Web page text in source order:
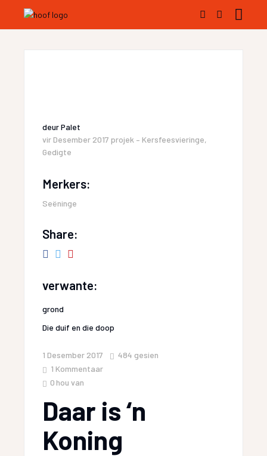
deurPalet
vir Desember 2017 projek – Kersfeesvieringe,
Gedigte
Merkers:
Seëninge
Share:
verwante:
grond
Die duif en die doop
1 Desember 2017 484 gesien
1 Kommentaar
0 hou van
Daar is ‘n
Koning